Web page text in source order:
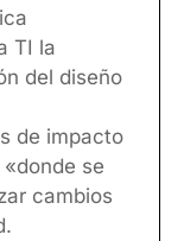
TI la
del diseño
de impacto
se
cambios